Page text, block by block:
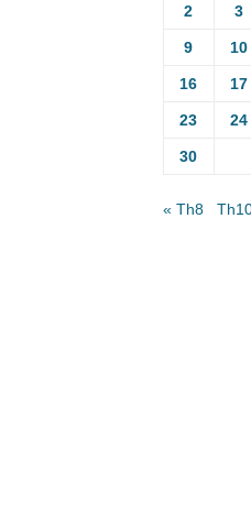
2 3
9 10
16 17
23 24
30
« Th8